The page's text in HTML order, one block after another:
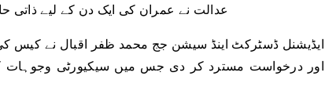
عدالت نے عمران کی ایک دن کے لیے
ایڈیشنل ڈسٹرکٹ اینڈ سیشن جج محمد ظفر اقبال نے کیس
اور درخواست مسترد کر دی جس میں سیکیورٹی